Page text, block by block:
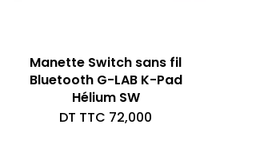
Manette Switch sans fil
Bluetooth G-LAB K-Pad
Hélium SW
DT TTC 72,000